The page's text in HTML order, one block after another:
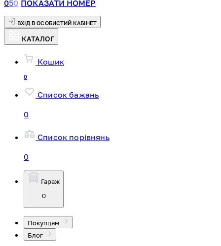
050 ПОКАЗАТИ НОМЕР
ВХІД В ОСОБИСТИЙ КАБІНЕТ
КАТАЛОГ
Кошик
0
Список бажань
0
Список порівнянь
0
Гараж
0
Покупцям
Блог